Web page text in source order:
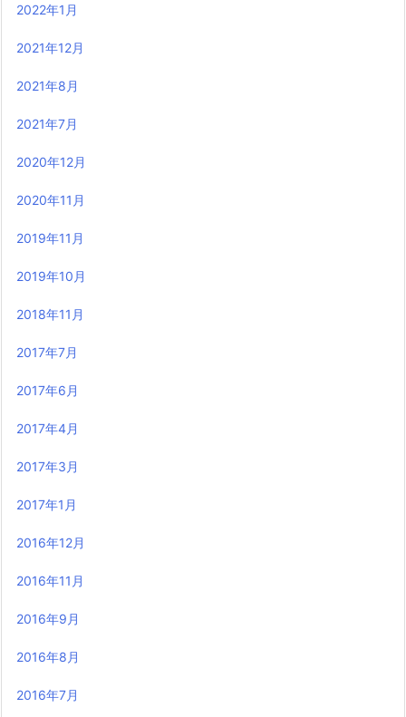
2022年1月
2021年12月
2021年8月
2021年7月
2020年12月
2020年11月
2019年11月
2019年10月
2018年11月
2017年7月
2017年6月
2017年4月
2017年3月
2017年1月
2016年12月
2016年11月
2016年9月
2016年8月
2016年7月